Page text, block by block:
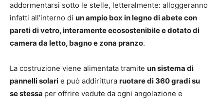
addormentarsi sotto le stelle, letteralmente: alloggeranno
infatti all’interno di un ampio box in legno di abete con
pareti di vetro, interamente ecosostenibile e dotato di
camera da letto, bagno e zona pranzo.
La costruzione viene alimentata tramite un sistema di
pannelli solari e può addirittura ruotare di 360 gradi su
se stessa per offrire vedute da ogni angolazione e